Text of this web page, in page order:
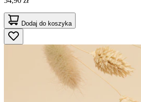
Dodaj do koszyka